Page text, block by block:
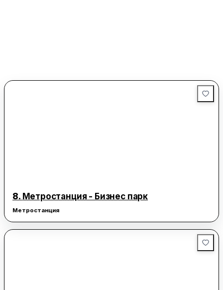
8. Метростанция - Бизнес парк
Метростанция